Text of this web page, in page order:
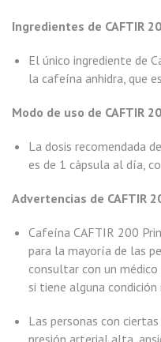
Ingredientes de CAFTIR
El único ingrediente de
la cafeína anhidra, que
Modo de uso de CAFTIR
La dosis recomendada
es de 1 cápsula al día,
Advertencias de CAFTIR
Cafeína CAFTIR 200
para la mayoría de las
consultar con un
si tiene alguna condición
Las personas con